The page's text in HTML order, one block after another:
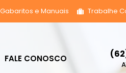
Gabaritos e Manuais Trabalhe
FALE CONOSCO